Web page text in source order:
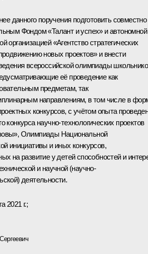
данного поручения подготовить совместно
Фондом «Талант и успех» и автономной
организацией «Агентство стратегических
новых проектов» и внести
всероссийской олимпиады
её проведение как
предметам, так
направлениям, в том числе в
конкурсов, с учётом опыта
конкурса научно-технологических проектов
Олимпиады Национальной
инициативы и иных конкурсов,
на развитие у детей способностей и
и научной (научно-
деятельности.
2021 г.;